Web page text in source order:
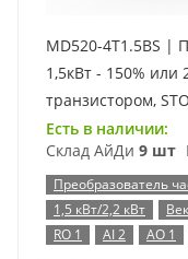
MD520-4T1.5BS |
1,5кВт - 150% или
транзистором,
Есть в наличии:
Склад АйДи 9 шт
Преобразователь
1,5 кВт/2,2 кВт
RO 1
AI 2 AO 1